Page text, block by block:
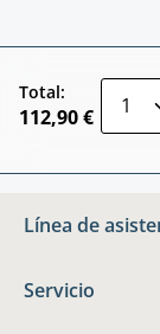
Total:
112,90 €
Línea de
Servicio